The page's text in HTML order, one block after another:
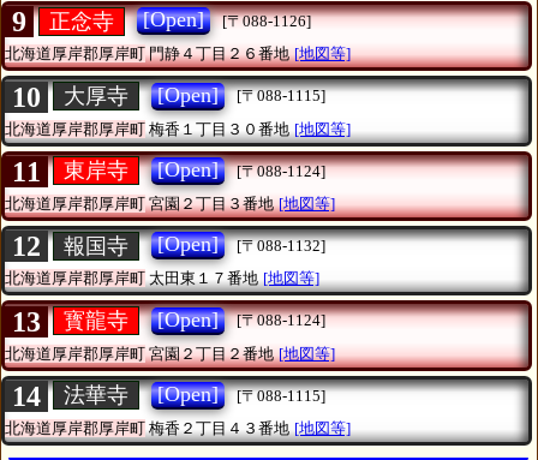
9 正念寺 [Open]
[〒088-1126]
北海道厚岸郡厚岸町門静４丁目２６番地 [地図等]
10 大厚寺 [Open]
[〒088-1115]
北海道厚岸郡厚岸町 梅香１丁目３０番地 [地図等]
11 東岸寺 [Open]
[〒088-1124]
北海道厚岸郡厚岸町宮園２丁目３番地 [地図等]
12 報国寺 [Open]
[〒088-1132]
北海道厚岸郡厚岸町太田東１７番地 [地図等]
13 寳龍寺 [Open]
[〒088-1124]
北海道厚岸郡厚岸町宮園２丁目２番地 [地図等]
14 法華寺 [Open]
[〒088-1115]
北海道厚岸郡厚岸町 梅香２丁目４３番地 [地図等]